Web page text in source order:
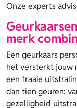
Onze experts
merk
Een geurkaars
het versterkt jouw
een fraaie
dan tien geuren:
gezelligheid